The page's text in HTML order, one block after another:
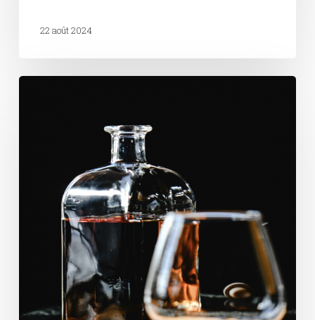
22 août 2024
Armagnac